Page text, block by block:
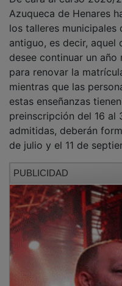
Azuqueca de Henares
los talleres municipales
antiguo, es decir, aquel
desee continuar un año
para renovar la
mientras que las
estas enseñanzas
preinscripción del 16 al
admitidas, deberán
de julio y el 11 de